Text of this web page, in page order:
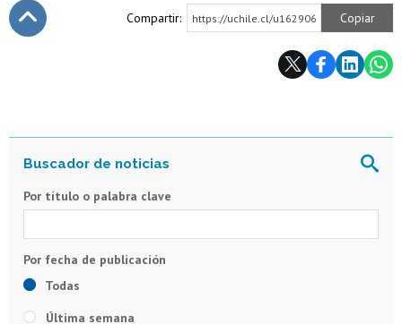
Compartir: https://uchile.cl/u162906 Copiar
Por título o palabra clave
Todas
Última semana